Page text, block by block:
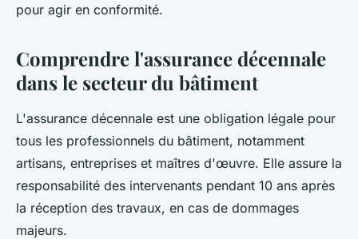
pour agir en conformité.
Comprendre l'assurance décennale
dans le secteur du bâtiment
L'assurance décennale est une obligation légale pour
tous les professionnels du bâtiment, notamment
artisans, entreprises et maîtres d'œuvre. Elle assure la
responsabilité des intervenants pendant 10 ans après
la réception des travaux, en cas de dommages
majeurs.